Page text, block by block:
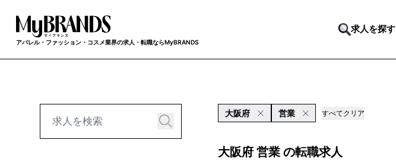
アパレル・ファッション・コスメ業界の求人・転職ならMyBRANDS
求人を探す
大阪府 営業 すべてクリア
大阪府 営業 の転職求人